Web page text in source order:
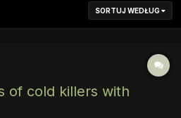
SORTUJ WEDŁUG
of cold killers with